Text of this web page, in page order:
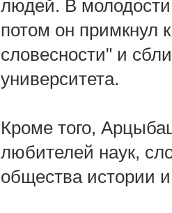
людей. В
потом он примкнул
словесности" и
университета.
Кроме того,
любителей наук,
общества истории